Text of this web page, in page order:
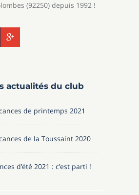
(92250) depuis 1992 !
actualités du club
de printemps 2021
de la Toussaint 2020
d’été 2021 : c’est parti !